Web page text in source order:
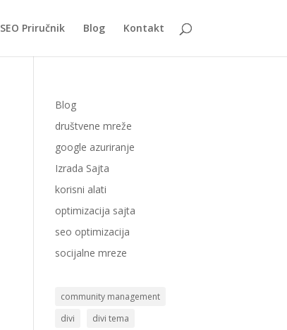
SEO Priručnik Blog Kontakt
Blog
društvene mreže
google azuriranje
Izrada Sajta
korisni alati
optimizacija sajta
seo optimizacija
socijalne mreze
community management
divi
divi tema